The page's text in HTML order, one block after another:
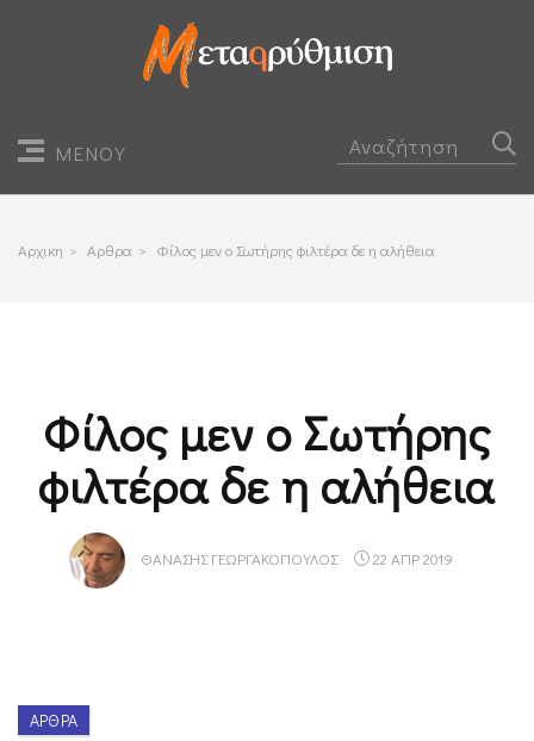
ΜΕΝΟΥ
Αρχικη > Αρθρα > Φίλος μεν ο Σωτήρης φιλτέρα δε η αλήθεια
Φίλος μεν ο Σωτήρης
φιλτέρα δε η αλήθεια
ΘΑΝΆΣΗΣ ΓΕΩΡΓΑΚΌΠΟΥΛΟΣ 22 ΑΠΡ 2019
ΆΡΘΡΑ